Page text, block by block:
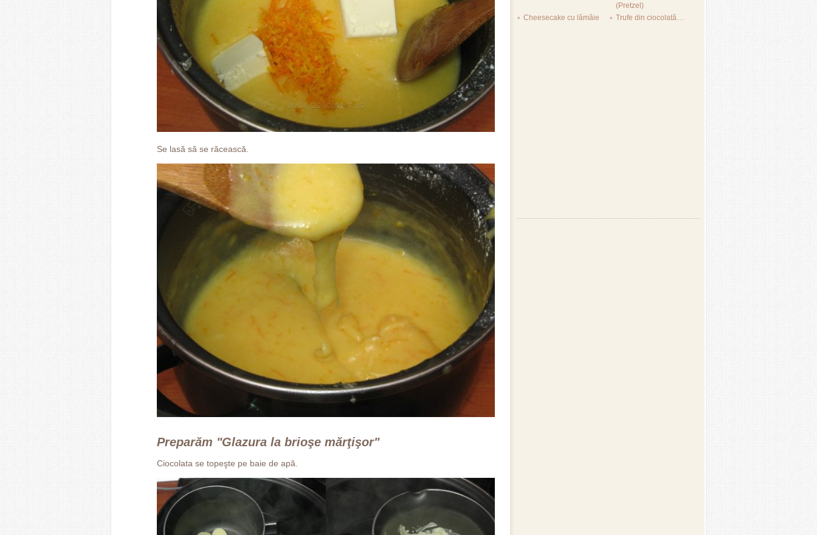
Se lasă să se răcească.
Preparăm "Glazura la brioşe mărţişor"
Ciocolata se topeşte pe baie de apă.
(Pretzel)
Cheesecake cu lămâie
Trufe din ciocolată…